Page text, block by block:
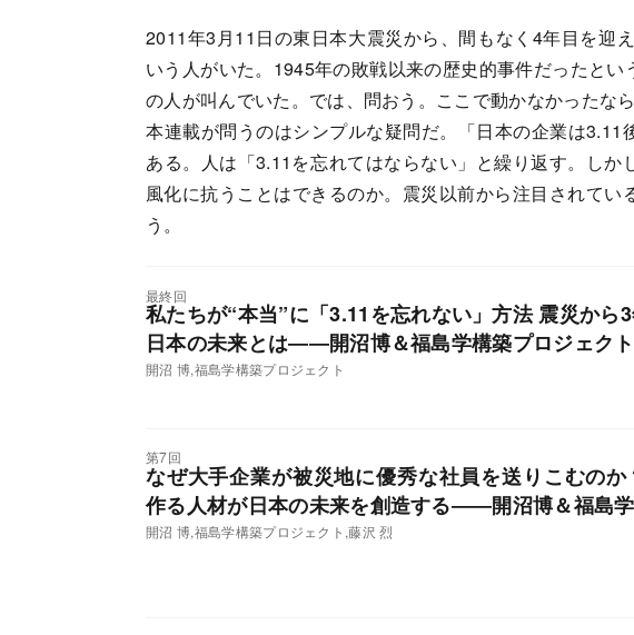
2011年3月11日の東日本大震災から、間もなく4年目を迎
いう人がいた。1945年の敗戦以来の歴史的事件だったとい
の人が叫んでいた。では、問おう。ここで動かなかったな
本連載が問うのはシンプルな疑問だ。「日本の企業は
ある。人は「3.11を忘れてはならない」と繰り返す。しか
風化に抗うことはできるのか。震災以前から注目されて
う。
最終回
私たちが“本当”に「3.11を忘れない」方法 震災から
日本の未来とは――開沼博＆福島学構築プロジェクト
開沼 博,福島学構築プロジェクト
第7回
なぜ大手企業が被災地に優秀な社員を送りこむの
作る人材が日本の未来を創造する――開沼博＆福島
開沼 博,福島学構築プロジェクト,藤沢 烈